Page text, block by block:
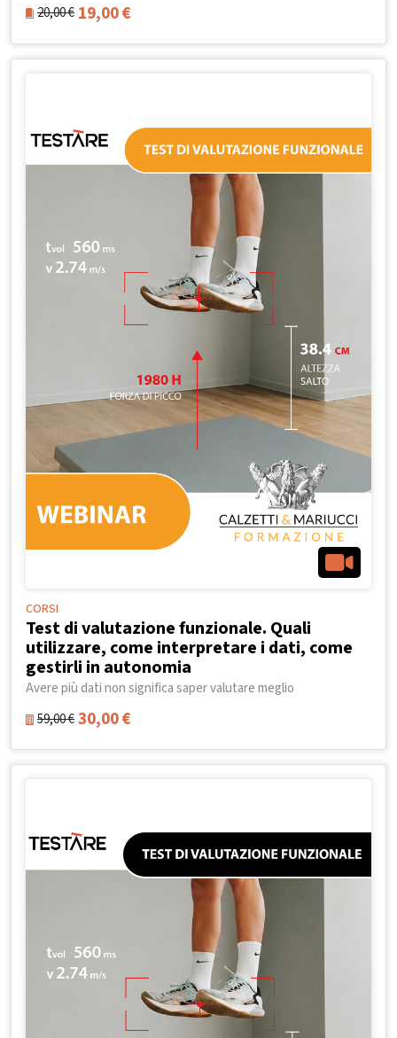
20,00€ 19,00€
CORSI
Test di valutazione funzionale. Quali
utilizzare, come interpretare i dati, come
gestirli in autonomia
Avere più dati non significa saper valutare meglio
59,00€30,00€